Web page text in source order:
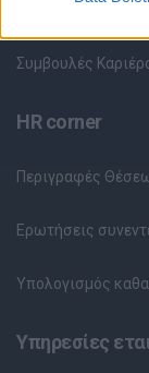
Καταχώρηση
Συμβουλές
HR corner
Περιγραφές
Ερωτήσεις
Υπολογισμός
Υπηρεσίες